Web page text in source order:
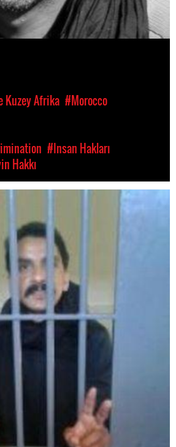
Kuzey Afrika #Morocco
#Insan Hakları
Hakkı